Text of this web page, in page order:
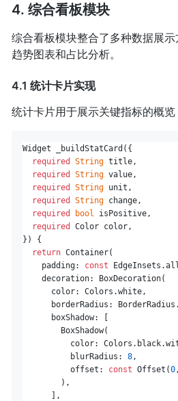
4. 综合看板模块
综合看板模块整合了多种数据展示
趋势图表和占比分析。
4.1 统计卡片实现
统计卡片用于展示关键指标的概览
Widget _buildStatCard({
required
String title,
required
String value,
required
String unit,
required
String change,
required
bool isPositive,
required
Color color,
}) {
return Container(
    padding:
const
    decoration: BoxDecoration(
      color: Colors.white,
borderRadius:
      boxShadow: [
        BoxShadow(
color:
          blurRadius:
8,
          offset:
const Offset(0
        ),
      ],